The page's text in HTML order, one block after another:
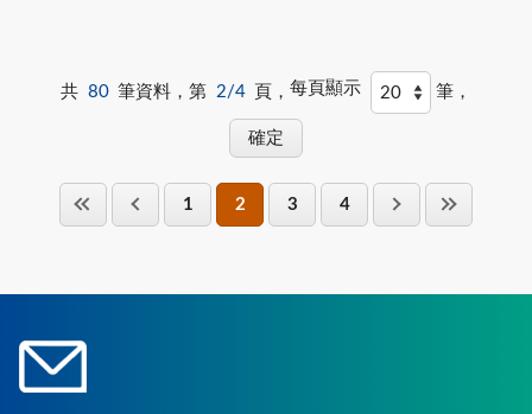
共 80 筆資料，第 2/4 頁， 每頁顯示 筆，
1 2 3 4